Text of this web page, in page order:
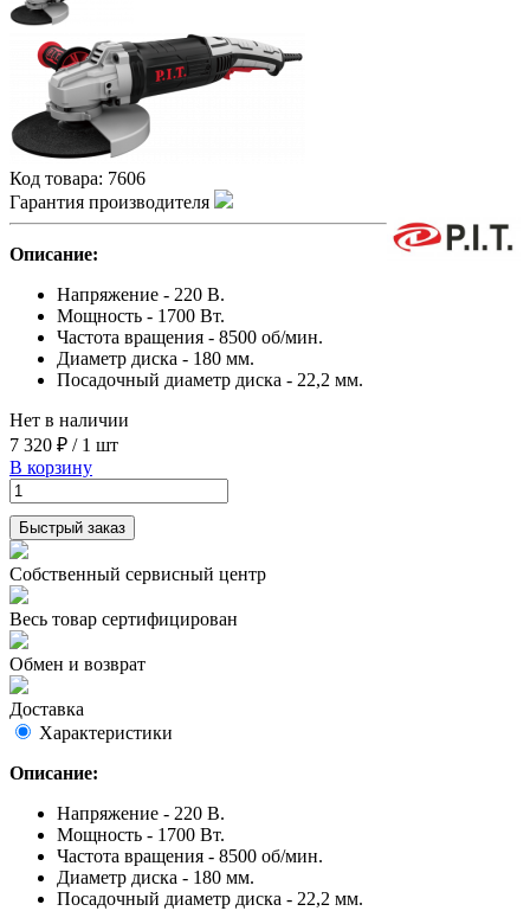
Код товара: 7606
Гарантия производителя
Описание:
Напряжение - 220 В.
Мощность - 1700 Вт.
Частота вращения - 8500 об/мин.
Диаметр диска - 180 мм.
Посадочный диаметр диска - 22,2 мм.
Нет в наличии
7 320 ₽ / 1 шт
В корзину
Быстрый заказ
Собственный сервисный центр
Весь товар сертифицирован
Обмен и возврат
Доставка
Характеристики
Описание:
Напряжение - 220 В.
Мощность - 1700 Вт.
Частота вращения - 8500 об/мин.
Диаметр диска - 180 мм.
Посадочный диаметр диска - 22,2 мм.